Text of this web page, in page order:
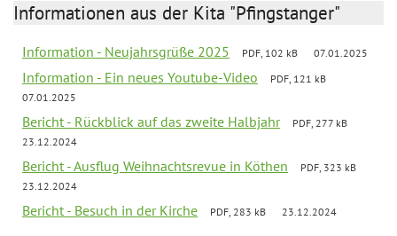
Informationen aus der Kita "Pfingstanger"
Information - Neujahrsgrüße 2025 PDF, 102 kB 07.01.2025
Information - Ein neues Youtube-Video
PDF, 121 kB
07.01.2025
Bericht - Rückblick auf das zweite Halbjahr
PDF, 277 kB
23.12.2024
Bericht - Ausflug Weihnachtsrevue in Köthen
PDF, 323 kB
23.12.2024
Bericht - Besuch in der Kirche PDF, 283 kB 23.12.2024